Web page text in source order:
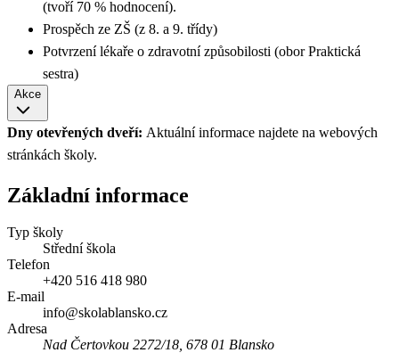
(tvoří 70 % hodnocení).
Prospěch ze ZŠ (z 8. a 9. třídy)
Potvrzení lékaře o zdravotní způsobilosti (obor Praktická
sestra)
Akce
Dny otevřených dveří: Aktuální informace najdete na webových
stránkách školy.
Základní informace
Typ školy
Střední škola
Telefon
+420 516 418 980
E-mail
info@skolablansko.cz
Adresa
Nad Čertovkou 2272/18, 678 01 Blansko